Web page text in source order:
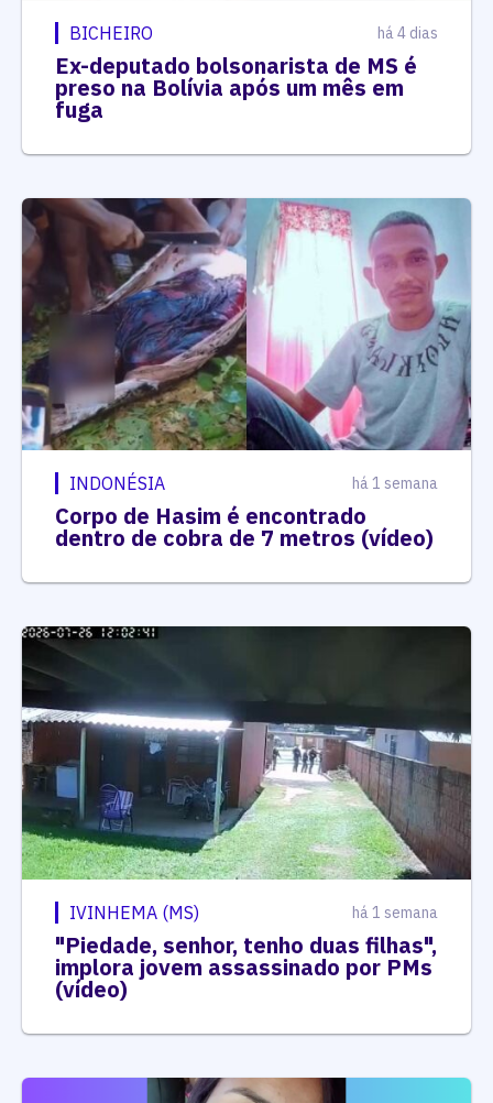
BICHEIRO há 4 dias
Ex-deputado bolsonarista de MS é
preso na Bolívia após um mês em
fuga
INDONÉSIA há 1 semana
Corpo de Hasim é encontrado
dentro de cobra de 7 metros (vídeo)
IVINHEMA (MS) há 1 semana
"Piedade, senhor, tenho duas filhas",
implora jovem assassinado por PMs
(vídeo)